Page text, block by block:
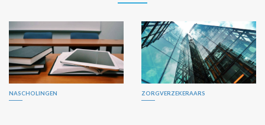
NASCHOLINGEN ZORGVERZEKERAARS